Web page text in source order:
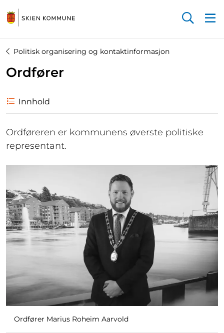
Politisk organisering og kontaktinformasjon
Ordfører
Innhold
Ordføreren er kommunens øverste politiske
representant.
Ordfører Marius Roheim Aarvold